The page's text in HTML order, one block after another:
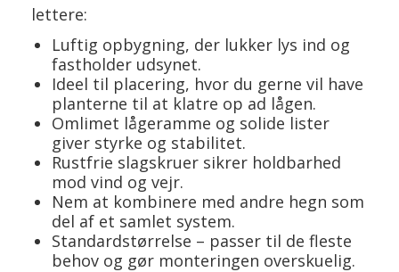
lettere:
Luftig opbygning, der lukker lys ind og
fastholder udsynet.
Ideel til placering, hvor du gerne vil have
planterne til at klatre op ad lågen.
Omlimet lågeramme og solide lister
giver styrke og stabilitet.
Rustfrie slagskruer sikrer holdbarhed
mod vind og vejr.
Nem at kombinere med andre hegn som
del af et samlet system.
Standardstørrelse – passer til de fleste
behov og gør monteringen overskuelig.